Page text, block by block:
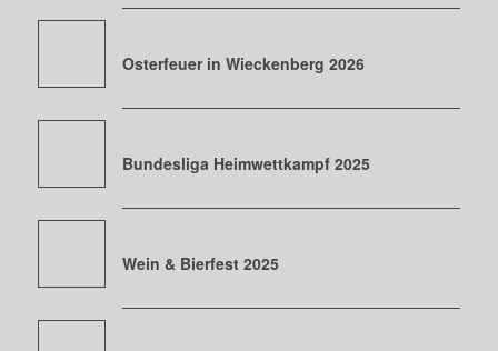
Osterfeuer in Wieckenberg 2026
Bundesliga Heimwettkampf 2025
Wein & Bierfest 2025